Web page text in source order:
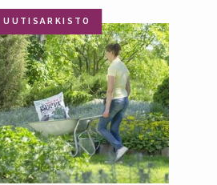
UUTISARKISTO